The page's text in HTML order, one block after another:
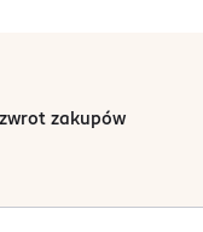
zakupów